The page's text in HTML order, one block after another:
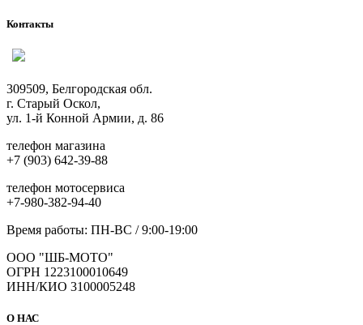
Контакты
309509, Белгородская обл.
г. Старый Оскол,
ул. 1-й Конной Армии, д. 86
телефон магазина
+7 (903) 642-39-88
телефон мотосервиса
+7-980-382-94-40
Время работы: ПН-ВС / 9:00-19:00
ООО "ШБ-МОТО"
ОГРН 1223100010649
ИНН/КИО 3100005248
О НАС